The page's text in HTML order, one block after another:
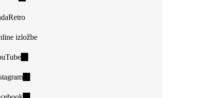
external)
izložbe
(link
external)
(link